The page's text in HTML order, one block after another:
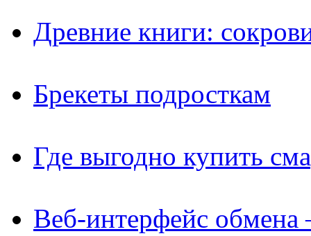
Древние книги:
Брекеты подросткам
Где выгодно купить
Веб-интерфейс